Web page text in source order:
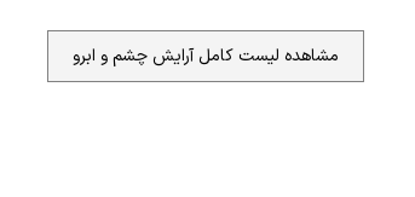
مشاهده لیست کامل آرایش چشم و ابرو